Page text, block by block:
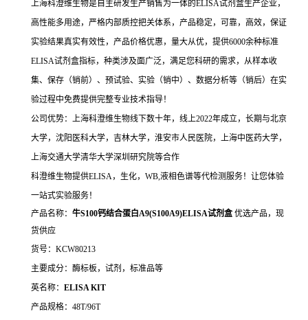
上海科澄维生物是自主研发生产销售为一体的ELISA试剂盒生产企业，
高性能多用途，严格内部质控把关体系，产品稳定，可靠，高效，保证
实验结果真实有效性，产品价格优惠，量大从优，提供6000余种标准
ELISA试剂盒指标，种类涉及面广泛，满足您科研的需求，从样本收
集、保存（销前）、预试验、实验（销中）、数据分析等（销后）在实
验过程中免费提供完整专业技术指导！
公司优势：上海科澄维生物线下数十年，线上2022年成立，长期与北京
大学，沈阳医科大学，吉林大学，淮安市人民医院，上海中医药大学，
上海交通大学清华大学深圳研究院等合作
科澄维生物提供ELISA，生化，WB,液相色谱等代检测服务！让您体验
一站式实验服务！
产品名称： 牛S100钙结合蛋白A9(S100A9)ELISA试剂盒 优选产品，现
货供应
货号：KCW80213
主要成分：酶标板，试剂，标准品等
英名称： ELISA KIT
产品规格：48T/96T